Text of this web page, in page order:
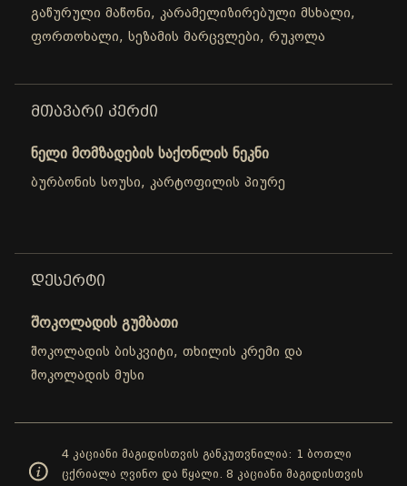
გაწურული მაწონი, კარამელიზირებული მსხალი,
ფორთოხალი, სეზამის მარცვლები, რუკოლა
ᲛᲗᲐᲕᲐᲠᲘ ᲙᲔᲠᲫᲘ
ნელი მომზადების საქონლის ნეკნი
ბურბონის სოუსი, კარტოფილის პიურე
ᲓᲔᲡᲔᲠᲢᲘ
შოკოლადის გუმბათი
შოკოლადის ბისკვიტი, თხილის კრემი და
შოკოლადის მუსი
4 კაციანი მაგიდისთვის განკუთვნილია: 1 ბოთლი
ცქრიალა ღვინო და წყალი. 8 კაციანი მაგიდისთვის